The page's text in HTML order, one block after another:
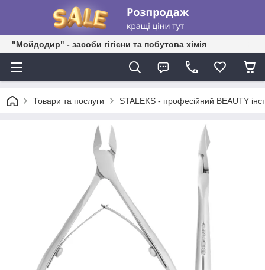
"Мойдодир" - засоби гігієни та побутова хімія
Товари та послуги STALEKS - професійний BEAUTY